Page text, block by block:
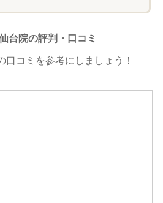
台院の評判・口コミ
口コミを参考にしましょう！